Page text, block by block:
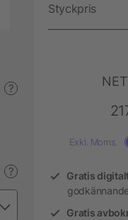
?
?
Styckpris
Exkl. Moms.
Gratis
Gratis